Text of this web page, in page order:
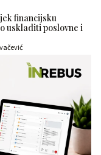
financijsku
uskladiti poslovne i